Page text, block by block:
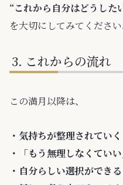
“これから自分はどうした
を大切にしてみてください
これからの流れ
この満月以降は、
・気持ちが整理されていく
・「もう無理しなくてい
・自分らしい選択ができ